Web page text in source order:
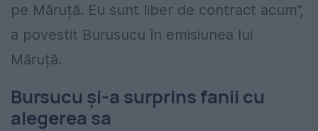
pe Măruță. Eu sunt liber de contract acum”,
a povestit Burusucu în emisiunea lui
Măruță.
Bursucu și-a surprins fanii cu
alegerea sa